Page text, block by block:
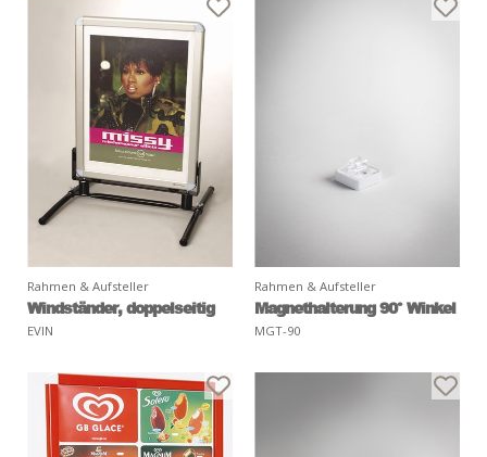
Rahmen & Aufsteller
Windständer, doppelseitig
EVIN
Rahmen & Aufsteller
Magnethalterung 90° Winkel
MGT-90